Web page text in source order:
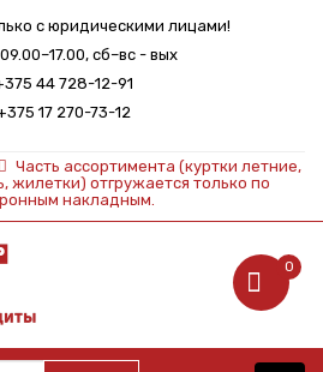
с юридическими лицами!
сб–вс - вых
44 728-12-91
17 270-73-12
Часть ассортимента (куртки летние,
жилетки) отгружается только по
накладным.
0